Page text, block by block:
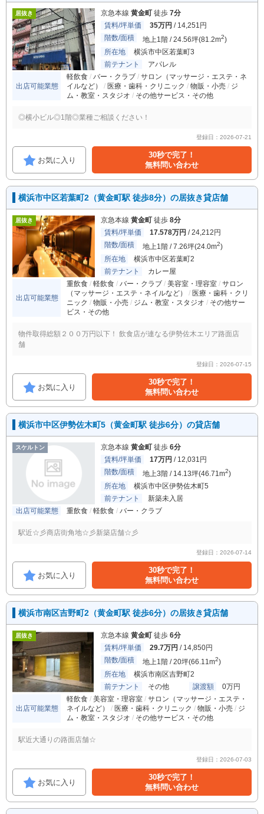
居抜き 京急本線 黄金町 徒歩 7分
賃料/坪単価
35万円 / 14,251円
階数/面積
地上1階 / 24.56坪(81.2m2)
所在地
横浜市中区若葉町3
前テナント
アパレル
出店可能業態
軽飲食 バー・クラブ
サロン（マッサージ・エステ・ネ
イルなど）
医療・歯科・クリニック 物販・小売
ジ
ム・教室・スタジオ
その他サービス・その他
◎横小ビル◎1階◎業種ご相談ください！
登録日：2026-07-21
お気に入り
30秒で完了！
無料問い合わせ
横浜市中区若葉町2（黄金町駅 徒歩8分）の居抜き貸店舗
居抜き 京急本線 黄金町 徒歩 8分
賃料/坪単価
17.578万円 / 24,212円
階数/面積
地上1階 / 7.26坪(24.0m2)
所在地
横浜市中区若葉町2
前テナント
カレー屋
出店可能業態
重飲食 軽飲食 バー・クラブ 美容室・理容室
サロン
（マッサージ・エステ・ネイルなど）
医療・歯科・クリ
ニック
物販・小売 ジム・教室・スタジオ
その他サー
ビス・その他
物件取得総額２００万円以下！ 飲食店が連なる伊勢佐木エリア路面店
舗
登録日：2026-07-15
お気に入り
30秒で完了！
無料問い合わせ
横浜市中区伊勢佐木町5（黄金町駅 徒歩6分）の貸店舗
スケルトン 京急本線 黄金町 徒歩 6分
賃料/坪単価
17万円 / 12,031円
階数/面積
地上3階 / 14.13坪(46.71m2)
所在地
横浜市中区伊勢佐木町5
前テナント
新築未入居
出店可能業態
重飲食 軽飲食 バー・クラブ
駅近☆彡商店街角地☆彡新築店舗☆彡
登録日：2026-07-14
お気に入り
30秒で完了！
無料問い合わせ
横浜市南区吉野町2（黄金町駅 徒歩6分）の居抜き貸店舗
居抜き 京急本線 黄金町 徒歩 6分
賃料/坪単価
29.7万円 / 14,850円
階数/面積
地上1階 / 20坪(66.11m2)
所在地
横浜市南区吉野町2
前テナント
その他 譲渡額 0万円
出店可能業態
軽飲食 美容室・理容室
サロン（マッサージ・エステ・
ネイルなど）
医療・歯科・クリニック 物販・小売
ジ
ム・教室・スタジオ
その他サービス・その他
駅近大通りの路面店舗☆
登録日：2026-07-03
お気に入り
30秒で完了！
無料問い合わせ